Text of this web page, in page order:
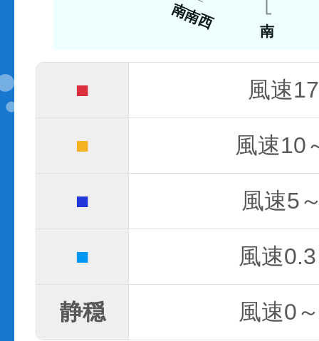
南
南南西
■ 風速
■ 風速10
■ 風速5
■ 風速
静穏 風速0